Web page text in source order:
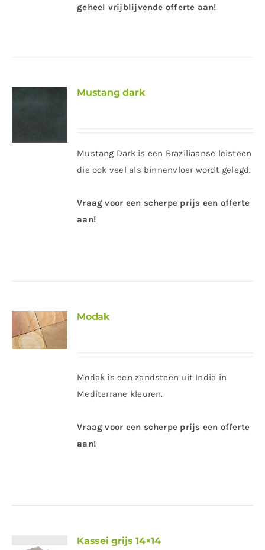
geheel vrijblijvende offerte aan!
Mustang dark
Mustang Dark is een Braziliaanse leisteen
die ook veel als binnenvloer wordt gelegd.
Vraag voor een scherpe prijs een offerte
aan!
Modak
Modak is een zandsteen uit India in
Mediterrane kleuren.
Vraag voor een scherpe prijs een offerte
aan!
Kassei grijs 14×14